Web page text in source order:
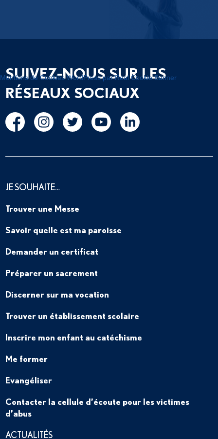
SUIVEZ-NOUS SUR LES
RÉSEAUX SOCIAUX
JE SOUHAITE…
Trouver une Messe
Savoir quelle est ma paroisse
Demander un certificat
Préparer un sacrement
Discerner sur ma vocation
Trouver un établissement scolaire
Inscrire mon enfant au catéchisme
Me former
Evangéliser
Contacter la cellule d’écoute pour les victimes
d’abus
ACTUALITÉS
Mentions de Cookies WordPress par Real Cookie Banner